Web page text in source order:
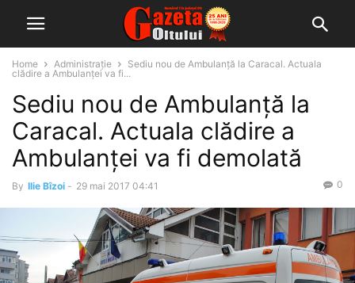
Home Administrație
Sediu nou de Ambulanţă la Caracal. Actuala
clădire a Ambulanţei va fi...
Sediu nou de Ambulanţă la
Caracal. Actuala clădire a
Ambulanţei va fi demolată
By Ilie Bîzoi - 29 mai 2017 04:41 0